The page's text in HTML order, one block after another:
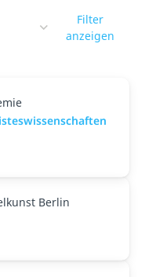
Filter
anzeigen
Berlin